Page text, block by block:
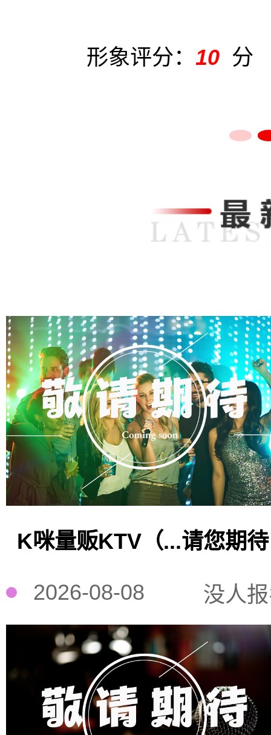
形象评分：10 分
K咪量贩KTV（...请您期
2026-08-08 没人